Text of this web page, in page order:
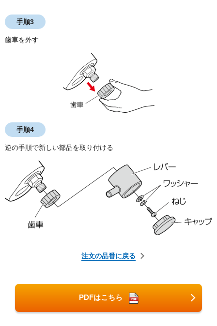
手順3
歯車を外す
手順4
逆の手順で新しい部品を取り付ける
注文の品番に戻る
PDFはこちら